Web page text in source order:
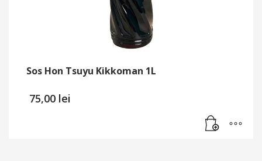
Sos Hon Tsuyu Kikkoman 1L
75,00 lei